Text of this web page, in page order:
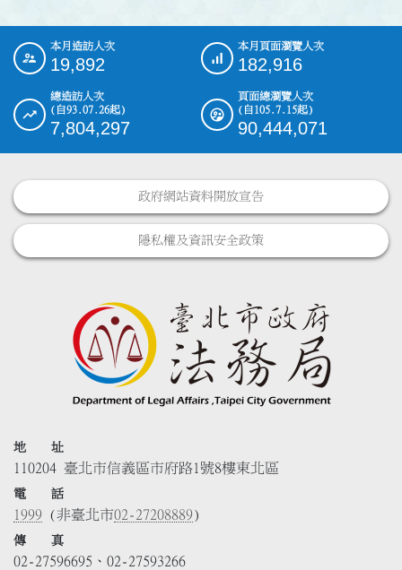
::: 本月造訪人次
19,892
本月頁面瀏覽人次
182,916
總造訪人次
(自93.07.26起)
7,804,297
頁面總瀏覽人次
(自105.7.15起)
90,444,071
政府網站資料開放宣告
隱私權及資訊安全政策
地 址
110204 臺北市信義區市府路1號8樓東北區
電 話
1999 (非臺北市02-27208889)
傳 真
02-27596695、02-27593266